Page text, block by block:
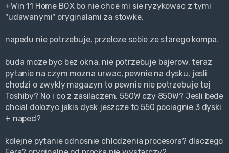
+Win 11 Home BOX bo nie chce mi sie ryzykowac z tymi
"udawanymi" oryginalami za stowke.
napedu nie potrzebuje, przeloze sobie ze starego kompa.
buda moze byc bez okna, nie potrzebuje bajerow, teraz
pytanie na czym mozna urwac, pewnie na dysku, jesli
chodzi o zwykly magazyn to pewnie nie potrzebuje tej
Toshiby? No i co z zasilaczem, 550W czy 850W? Jesli bede
chcial dolozyc jakis dysk jeszcze to 550 pociagnie 3 dyski
+ naped?
kolejne pytanie odnosnie chlodzenia procesora? dlaczego